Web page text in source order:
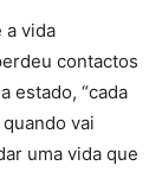
a vida
contactos
estado, “cada
vai
uma vida que